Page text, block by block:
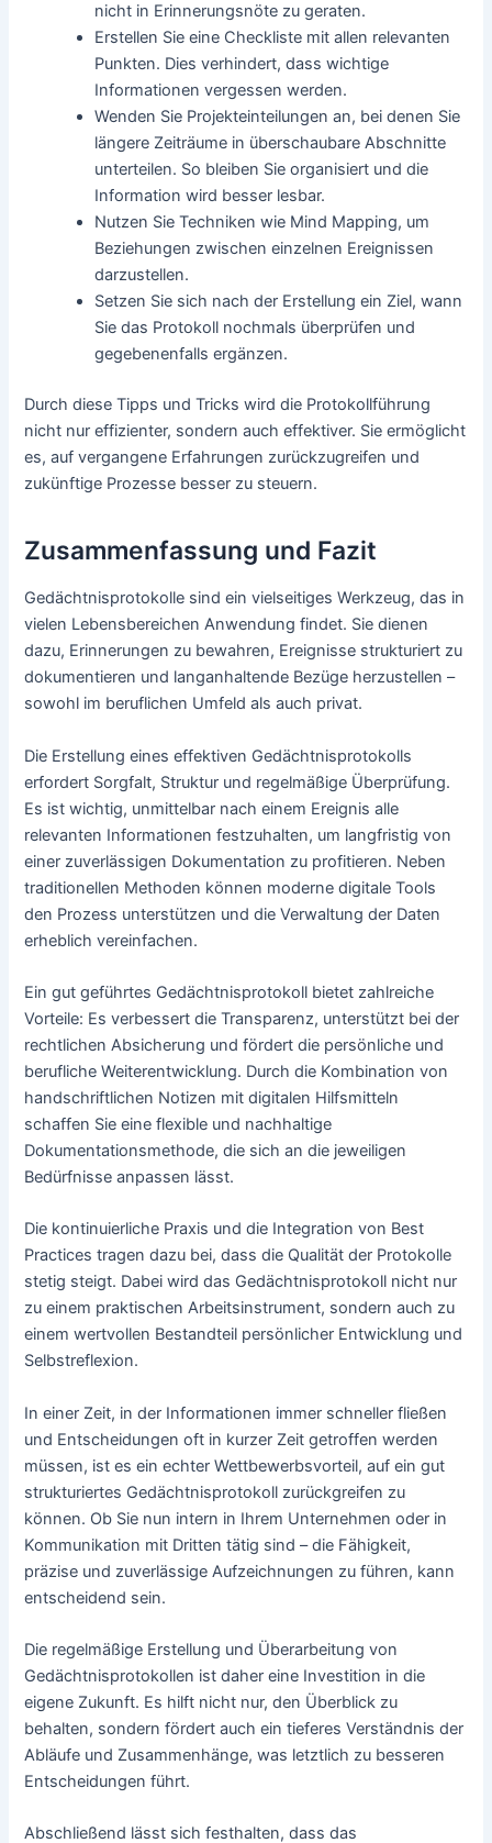
nicht in Erinnerungsnöte zu geraten.
Erstellen Sie eine Checkliste mit allen relevanten
Punkten. Dies verhindert, dass wichtige
Informationen vergessen werden.
Wenden Sie Projekteinteilungen an, bei denen Sie
längere Zeiträume in überschaubare Abschnitte
unterteilen. So bleiben Sie organisiert und die
Information wird besser lesbar.
Nutzen Sie Techniken wie Mind Mapping, um
Beziehungen zwischen einzelnen Ereignissen
darzustellen.
Setzen Sie sich nach der Erstellung ein Ziel, wann
Sie das Protokoll nochmals überprüfen und
gegebenenfalls ergänzen.
Durch diese Tipps und Tricks wird die Protokollführung
nicht nur effizienter, sondern auch effektiver. Sie ermöglicht
es, auf vergangene Erfahrungen zurückzugreifen und
zukünftige Prozesse besser zu steuern.
Zusammenfassung und Fazit
Gedächtnisprotokolle sind ein vielseitiges Werkzeug, das in
vielen Lebensbereichen Anwendung findet. Sie dienen
dazu, Erinnerungen zu bewahren, Ereignisse strukturiert zu
dokumentieren und langanhaltende Bezüge herzustellen –
sowohl im beruflichen Umfeld als auch privat.
Die Erstellung eines effektiven Gedächtnisprotokolls
erfordert Sorgfalt, Struktur und regelmäßige Überprüfung.
Es ist wichtig, unmittelbar nach einem Ereignis alle
relevanten Informationen festzuhalten, um langfristig von
einer zuverlässigen Dokumentation zu profitieren. Neben
traditionellen Methoden können moderne digitale Tools
den Prozess unterstützen und die Verwaltung der Daten
erheblich vereinfachen.
Ein gut geführtes Gedächtnisprotokoll bietet zahlreiche
Vorteile: Es verbessert die Transparenz, unterstützt bei der
rechtlichen Absicherung und fördert die persönliche und
berufliche Weiterentwicklung. Durch die Kombination von
handschriftlichen Notizen mit digitalen Hilfsmitteln
schaffen Sie eine flexible und nachhaltige
Dokumentationsmethode, die sich an die jeweiligen
Bedürfnisse anpassen lässt.
Die kontinuierliche Praxis und die Integration von Best
Practices tragen dazu bei, dass die Qualität der Protokolle
stetig steigt. Dabei wird das Gedächtnisprotokoll nicht nur
zu einem praktischen Arbeitsinstrument, sondern auch zu
einem wertvollen Bestandteil persönlicher Entwicklung und
Selbstreflexion.
In einer Zeit, in der Informationen immer schneller fließen
und Entscheidungen oft in kurzer Zeit getroffen werden
müssen, ist es ein echter Wettbewerbsvorteil, auf ein gut
strukturiertes Gedächtnisprotokoll zurückgreifen zu
können. Ob Sie nun intern in Ihrem Unternehmen oder in
Kommunikation mit Dritten tätig sind – die Fähigkeit,
präzise und zuverlässige Aufzeichnungen zu führen, kann
entscheidend sein.
Die regelmäßige Erstellung und Überarbeitung von
Gedächtnisprotokollen ist daher eine Investition in die
eigene Zukunft. Es hilft nicht nur, den Überblick zu
behalten, sondern fördert auch ein tieferes Verständnis der
Abläufe und Zusammenhänge, was letztlich zu besseren
Entscheidungen führt.
Abschließend lässt sich festhalten, dass das